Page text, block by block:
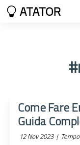
ATATOR
Come Fare
Guida
12 Nov 2023 |